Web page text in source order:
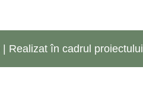
Realizat în cadrul proiectului